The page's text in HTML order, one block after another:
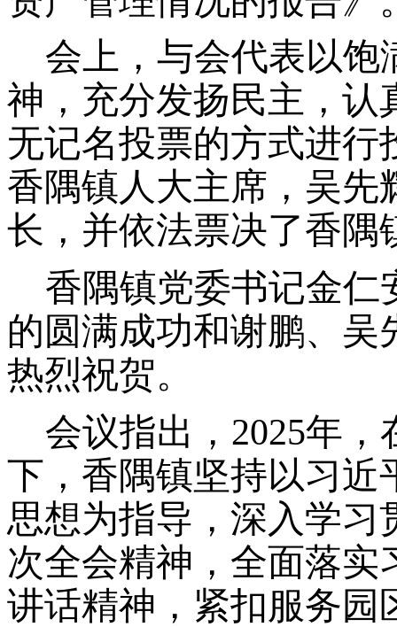
会上，与会代表以饱
神，充分发扬民主，认
无记名投票的方式进行
香隅镇人大主席，吴先
长，并依法票决了香隅
香隅镇党委书记金仁
的圆满成功和谢鹏、吴
热烈祝贺。
会议指出， 2025年
下，香隅镇坚持以习近
思想为指导，深入学习
次全会精神，全面落实
讲话精神，紧扣服务园